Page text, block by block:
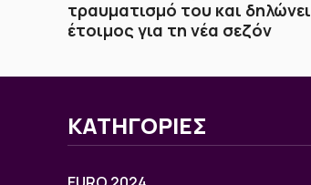
τραυματισμό του και δηλώνει
έτοιμος για τη νέα σεζόν
ΚΑΤΗΓΟΡΙΕΣ